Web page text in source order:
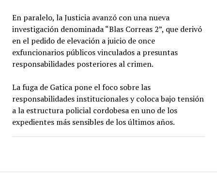
En paralelo, la Justicia avanzó con una nueva
investigación denominada “Blas Correas 2”, que derivó
en el pedido de elevación a juicio de once
exfuncionarios públicos vinculados a presuntas
responsabilidades posteriores al crimen.
La fuga de Gatica pone el foco sobre las
responsabilidades institucionales y coloca bajo tensión
a la estructura policial cordobesa en uno de los
expedientes más sensibles de los últimos años.